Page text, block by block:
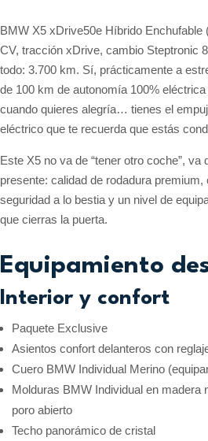
BMW X5 xDrive50e Híbrido Enchufable
CV, tracción xDrive, cambio Steptronic
todo: 3.700 km. Sí, prácticamente a
de 100 km de autonomía 100%
cuando quieres alegría… tienes el
eléctrico que te recuerda que estás
Este X5 no va de “tener otro coche”, va
presente: calidad de rodadura premium,
seguridad a lo bestia y un nivel de
que cierras la puerta.
Equipamiento
Interior y confort
Paquete Exclusive
Asientos confort delanteros con
Cuero BMW Individual Merino
Molduras BMW Individual en madera
poro abierto
Techo panorámico de cristal